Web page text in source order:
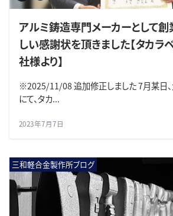
アルミ鋳造専門メーカーとして
しい感謝状を頂きました【タカラ
社様より】
※2025/11/08 追加修正しました 7月某日
にて、タカ...
2023年7月7日
三和軽合金製作所ブログ